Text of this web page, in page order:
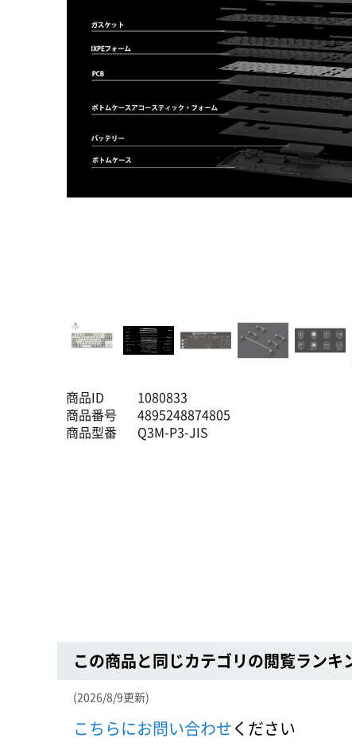
商品ID
1080833
商品番号
4895248874805
商品型番
Q3M-P3-JIS
この商品と同じカテゴリの閲覧ランキ
(2026/8/9更新)
こちらにお問い合わせください